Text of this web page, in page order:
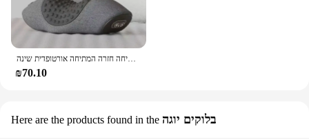
₪70.10
Here are the products found in the בלוקים יוגה